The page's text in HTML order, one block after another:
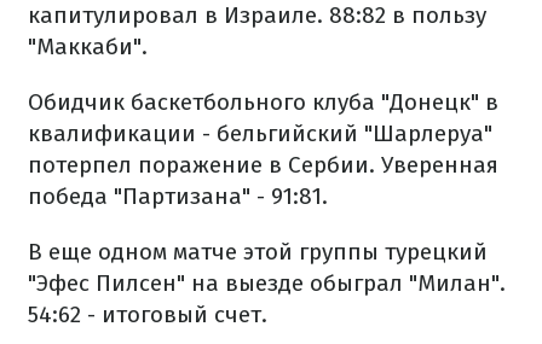
капитулировал в Израиле. 88:82 в пользу
"Маккаби".
Обидчик баскетбольного клуба "Донецк" в
квалификации - бельгийский "Шарлеруа"
потерпел поражение в Сербии. Уверенная
победа "Партизана" - 91:81.
В еще одном матче этой группы турецкий
"Эфес Пилсен" ​​на выезде обыграл "Милан".
54:62 - итоговый счет.